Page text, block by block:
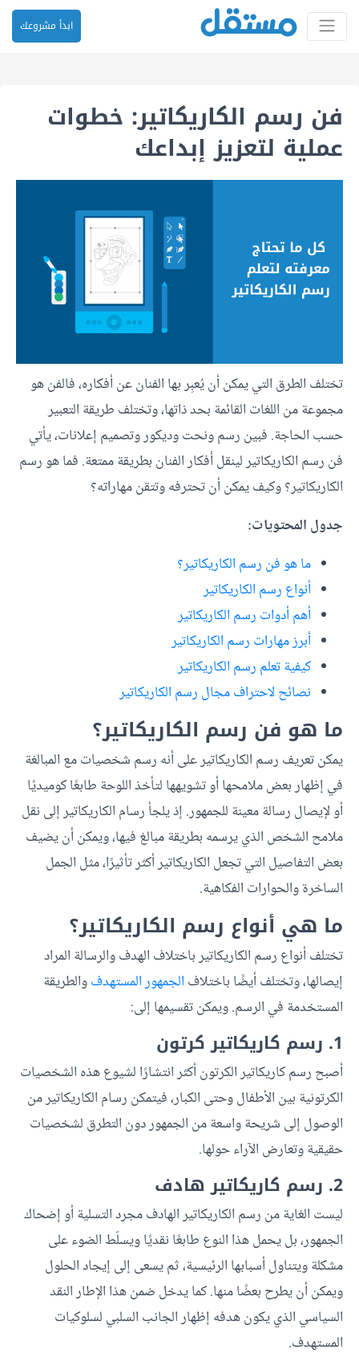
ابدأ مشروعك
فن رسم الكاريكاتير: خطوات
عملية لتعزيز إبداعك
تختلف الطرق التي يمكن أن يُعبِر بها الفنان عن أفكاره، فالفن هو
مجموعة من اللغات القائمة بحد ذاتها، وتختلف طريقة التعبير
حسب الحاجة. فبين رسم ونحت وديكور وتصميم إعلانات، يأتي
فن رسم الكاريكاتير لينقل أفكار الفنان بطريقة ممتعة. فما هو رسم
الكاريكاتير؟ وكيف يمكن أن تحترفه وتتقن مهاراته؟
جدول المحتويات:
ما هو فن رسم الكاريكاتير؟
أنواع رسم الكاريكاتير
أهم أدوات رسم الكاريكاتير
أبرز مهارات رسم الكاريكاتير
كيفية تعلم رسم الكاريكاتير
نصائح لاحتراف مجال رسم الكاريكاتير
ما هو فن رسم الكاريكاتير؟
يمكن تعريف رسم الكاريكاتير على أنه رسم شخصيات مع المبالغة
في إظهار بعض ملامحها أو تشويهها لتأخذ اللوحة طابعًا كوميديًا
أو لإيصال رسالة معينة للجمهور. إذ يلجأ رسام الكاريكاتير إلى نقل
ملامح الشخص الذي يرسمه بطريقة مبالغ فيها، ويمكن أن يضيف
بعض التفاصيل التي تجعل الكاريكاتير أكثر تأثيرًا، مثل الجمل
الساخرة والحوارات الفكاهية.
ما هي أنواع رسم الكاريكاتير؟
تختلف أنواع رسم الكاريكاتير باختلاف الهدف والرسالة المراد
إيصالها، وتختلف أيضًا باختلاف الجمهور المستهدفوالطريقة
المستخدمة في الرسم. ويمكن تقسيمها إلى:
1. رسم كاريكاتير كرتون
أصبح رسم كاريكاتير الكرتون أكثر انتشارًا لشيوع هذه الشخصيات
الكرتونية بين الأطفال وحتى الكبار، فيتمكن رسام الكاريكاتير من
الوصول إلى شريحة واسعة من الجمهور دون التطرق لشخصيات
حقيقية وتعارض الآراء حولها.
2. رسم كاريكاتير هادف
ليست الغاية من رسم الكاريكاتير الهادف مجرد التسلية أو إضحاك
الجمهور، بل يحمل هذا النوع طابعًا نقديًا ويسلّط الضوء على
مشكلة ويتناول أسبابها الرئيسية، ثم يسعى إلى إيجاد الحلول
ويمكن أن يطرح بعضًا منها. كما يدخل ضمن هذا الإطار النقد
السياسي الذي يكون هدفه إظهار الجانب السلبي لسلوكيات
المستهدف.